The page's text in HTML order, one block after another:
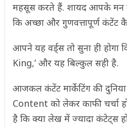
महसूस करते हैं. शायद आपके मन
कि अच्छा और गुणवत्तापूर्ण कंटेंट
आपने यह वर्ड्स तो सुना ही
King,’ और यह बिल्कुल सही है.
आजकल कंटेंट मार्केटिंग की
Content को लेकर काफी चर्चा
है कि क्या लेख में ज्यादा कंटेट्स